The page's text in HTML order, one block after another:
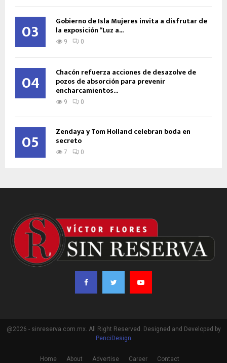
03 Gobierno de Isla Mujeres invita a disfrutar de
la exposición “Luz a...
9 0
04 Chacón refuerza acciones de desazolve de
pozos de absorción para prevenir
encharcamientos...
9 0
05 Zendaya y Tom Holland celebran boda en
secreto
7 0
@2026 - sinreserva.com.mx. All Right Reserved. Designed and Developed by
PenciDesign
Home About Advertise Career Contact